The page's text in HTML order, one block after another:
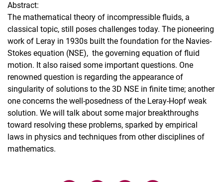
Abstract:
The mathematical theory of incompressible fluids, a
classical topic, still poses challenges today. The pioneering
work of Leray in 1930s built the foundation for the Navies-
Stokes equation (NSE), the governing equation of fluid
motion. It also raised some important questions. One
renowned question is regarding the appearance of
singularity of solutions to the 3D NSE in finite time; another
one concerns the well-posedness of the Leray-Hopf weak
solution. We will talk about some major breakthroughs
toward resolving these problems, sparked by empirical
laws in physics and techniques from other disciplines of
mathematics.